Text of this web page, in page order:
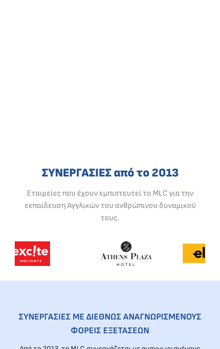
ΣΥΝΕΡΓΑΣΙΕΣ από το 2013
Εταιρείες που έχουν εμπιστευτεί το MLC για την
εκπαίδευση Αγγλικών του ανθρώπινου δυναμικού
τους.
ΣΥΝΕΡΓΑΣΙΕΣ ΜΕ ΔΙΕΘΝΩΣ ΑΝΑΓΝΩΡΙΣΜΕΝΟΥΣ
ΦΟΡΕΙΣ ΕΞΕΤΑΣΕΩΝ